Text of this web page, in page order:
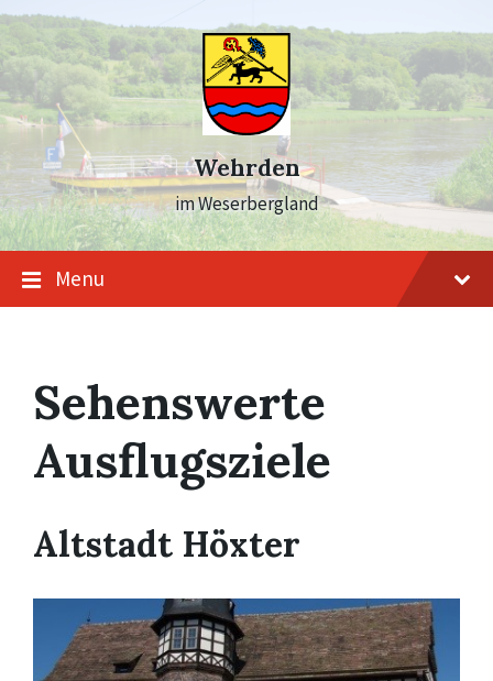
Skip
to
content
Skip
to
main
navigation
Skip
to
footer
Wehrden
im Weserbergland
Menu
Sehenswerte
Ausflugsziele
Altstadt Höxter